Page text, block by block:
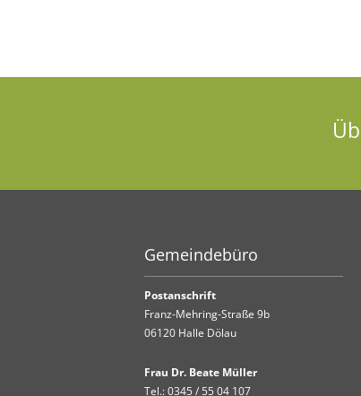
Gemeindebüro
Postanschrift
Franz-Mehring-Straße 9b
06120 Halle Dölau
Frau Dr. Beate Müller
Tel.:0345 / 55 04 107